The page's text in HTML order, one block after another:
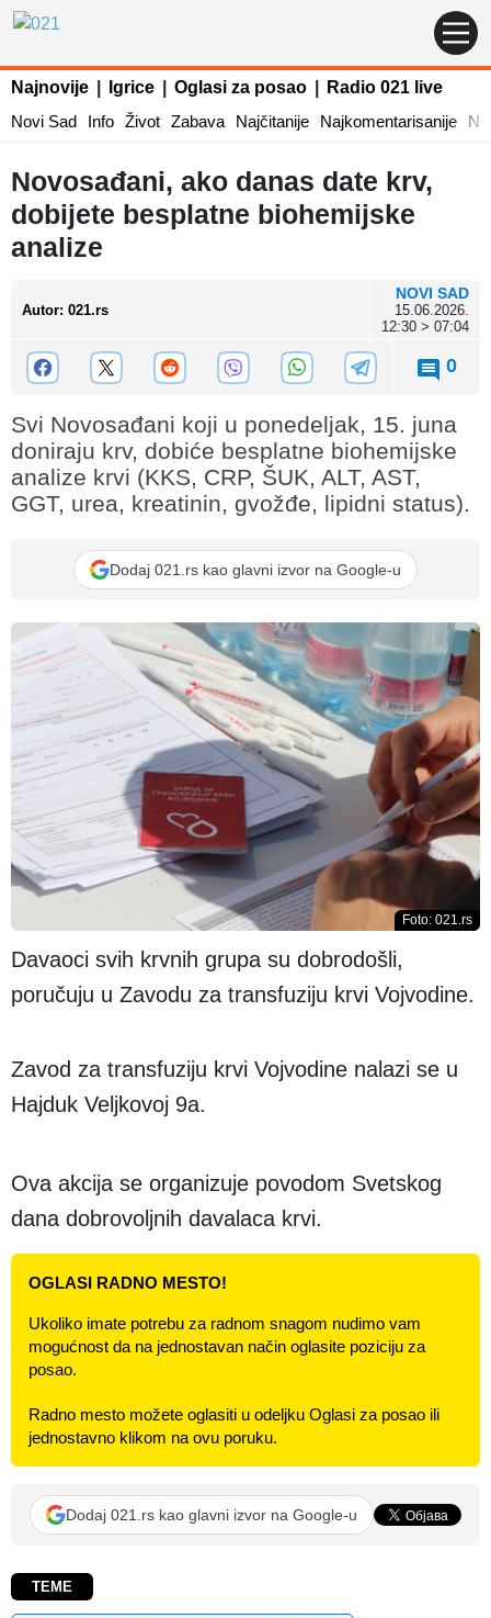
Najnovije Igrice Oglasi za posao
Radio 021 live
Novi Sad
Info Život Zabava Najčitanije Najkomentarisanije
Novosađani, ako danas date krv,
dobijete besplatne biohemijske
analize
Autor: 021.rs
NOVI SAD
15.06.2026.
12:30 > 07:04
0
Svi Novosađani koji u ponedeljak, 15. juna
doniraju krv, dobiće besplatne biohemijske
analize krvi (KKS, CRP, ŠUK, ALT, AST,
GGT, urea, kreatinin, gvožđe, lipidni status).
Dodaj 021.rs kao glavni izvor na Google-u
Foto: 021.rs
Davaoci svih krvnih grupa su dobrodošli,
poručuju u Zavodu za transfuziju krvi Vojvodine.
Zavod za transfuziju krvi Vojvodine nalazi se u
Hajduk Veljkovoj 9a.
Ova akcija se organizuje povodom Svetskog
dana dobrovoljnih davalaca krvi.
OGLASI RADNO MESTO!
Ukoliko imate potrebu za radnom snagom nudimo vam
mogućnost da na jednostavan način oglasite poziciju za
posao.
Radno mesto možete oglasiti u odeljku Oglasi za posao ili
jednostavno klikom na ovu poruku.
Dodaj 021.rs kao glavni izvor na Google-u
TEME